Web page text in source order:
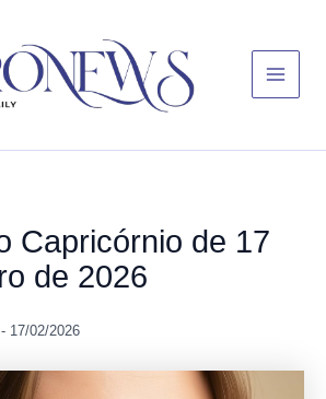
Menu
Capricórnio de 17
de 2026
- 17/02/2026